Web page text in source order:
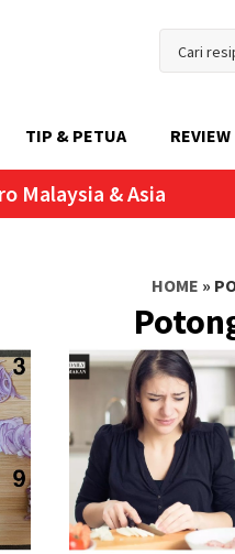
TIP & PETUA REVIEW
Malaysia & Asia
HOME »